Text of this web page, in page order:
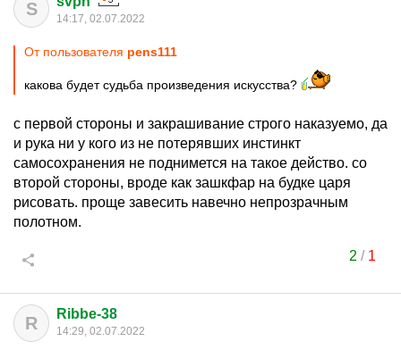
S 14:17, 02.07.2022
От пользователя pens111
какова будет судьба произведения искусства?
с первой стороны и закрашивание строго наказуемо, да
и рука ни у кого из не потерявших инстинкт
самосохранения не поднимется на такое действо. со
второй стороны, вроде как зашкфар на будке царя
рисовать. проще завесить навечно непрозрачным
полотном.
2 / 1
R Ribbe-38
14:29, 02.07.2022